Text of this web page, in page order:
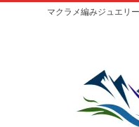
マクラメ編みジュエリ